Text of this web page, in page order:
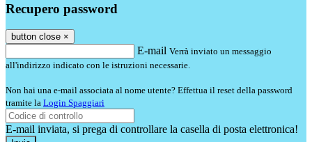
Recupero password
button close ×
E-mail Verrà inviato un messaggio
all'indirizzo indicato con le istruzioni necessarie.
Non hai una e-mail associata al nome utente? Effettua il reset della password
tramite la Login Spaggiari
E-mail inviata, si prega di controllare la casella di posta elettronica!